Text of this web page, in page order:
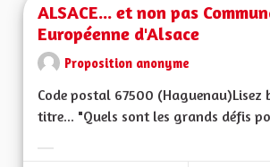
ALSACE... et non pas
Européenne d'Alsace
Proposition anonyme
Code postal 67500 (Haguenau)Lisez
titre... "Quels sont les grands défis